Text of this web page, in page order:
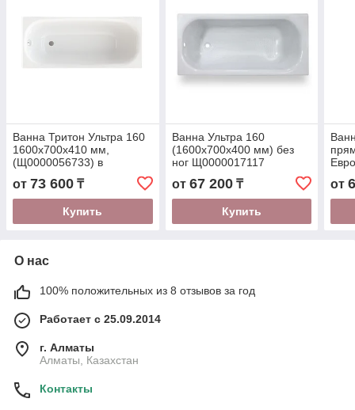
Ванна Тритон Ультра 160
1600x700х410 мм,
(Щ0000056733) в
комплекте с ножками
от 73 600 ₸
Купить
Ванна Ультра 160
(1600x700х400 мм) без
ног Щ0000017117
от 67 200₸
Купить
от
О нас
100% положительных из 8 отзывов за год
Работает с 25.09.2014
г. Алматы
Алматы, Казахстан
Контакты